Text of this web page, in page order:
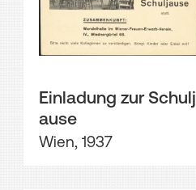
Einladung zur Schulj
ause
Wien, 1937